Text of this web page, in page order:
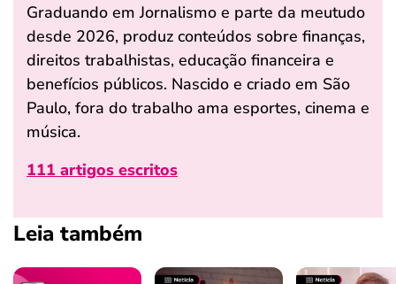
Graduando em Jornalismo e parte da meutudo
desde 2026, produz conteúdos sobre finanças,
direitos trabalhistas, educação financeira e
benefícios públicos. Nascido e criado em São
Paulo, fora do trabalho ama esportes, cinema e
música.
111 artigos escritos
Leia também